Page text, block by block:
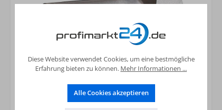
Absatzmuffe mit IG Edelstahl 42 mm x 1
1/2" (DN40)
Diese Website verwendet Cookies, um eine bestmögliche
Erfahrung bieten zu können. Mehr Informationen ...
Alle Cookies akzeptieren